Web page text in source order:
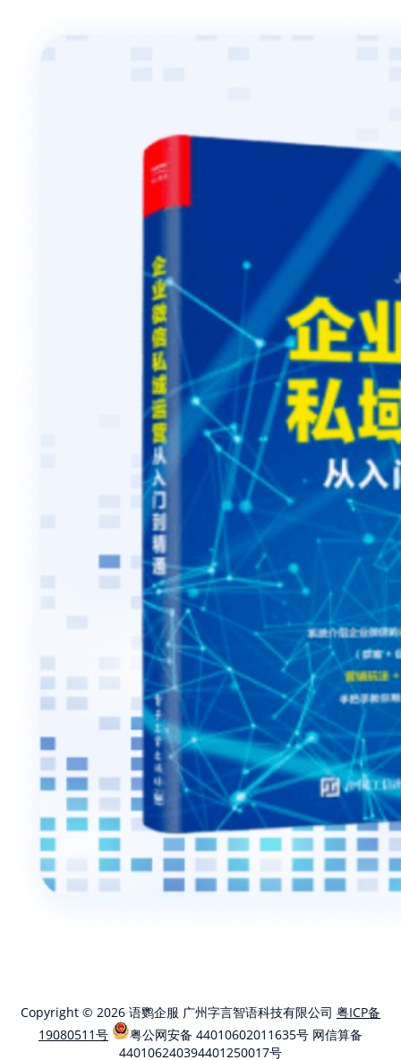
Copyright © 2026 语鹦企服 广州字言智语科技有限公司 粤ICP备
19080511号
粤公网安备 44010602011635号 网信算备
440106240394401250017号